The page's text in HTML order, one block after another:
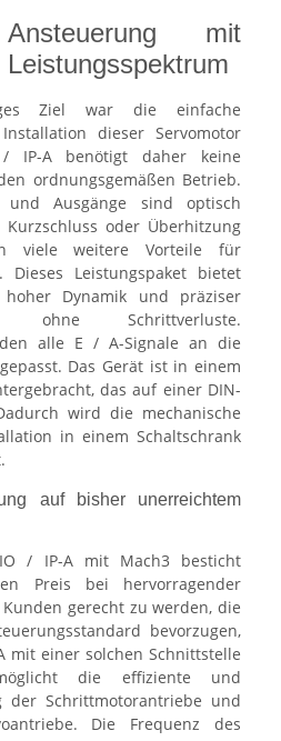
mit
Ziel war die einfache
dieser Servomotor
/ IP-A benötigt daher keine
ordnungsgemäßen Betrieb.
und Ausgänge sind optisch
oder Überhitzung
viele weitere Vorteile für
Dieses Leistungspaket bietet
Dynamik und präziser
ohne Schrittverluste.
alle E / A-Signale an die
Das Gerät ist in einem
das auf einer DIN-
wird die mechanische
in einem Schaltschrank
auf bisher unerreichtem
/ IP-A mit Mach3 besticht
Preis bei hervorragender
gerecht zu werden, die
bevorzugen,
mit einer solchen Schnittstelle
die effiziente und
der Schrittmotorantriebe und
Die Frequenz des